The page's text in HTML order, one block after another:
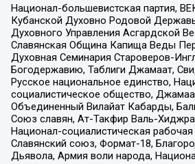
Национал-большевистская партия,
Кубанской Духовно Родовой
Духовного Управления Асгардской
Славянская Община Капища Веды
Духовная Семинария Староверов-
Богодержавию, Таблиги Джамаат,
Русское национальное единство,
социалистическое общество,
Объединенный Вилайат Кабарды,
Союз славян, Ат-Такфир Валь-
Национал-социалистическая рабочая
Славянский союз, Формат-18,
Дьявола, Армия воли народа,